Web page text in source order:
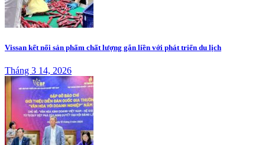
Vissan kết nối sản phẩm chất lượng gắn liền với phát triển du lịch
Tháng 3 14, 2026